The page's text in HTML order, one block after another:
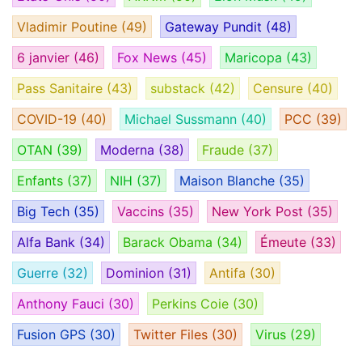
Vladimir Poutine (49) Gateway Pundit (48)
6 janvier (46) Fox News (45) Maricopa (43)
Pass Sanitaire (43) substack (42) Censure (40)
COVID-19 (40) Michael Sussmann (40) PCC (39)
OTAN (39) Moderna (38) Fraude (37)
Enfants (37) NIH (37) Maison Blanche (35)
Big Tech (35) Vaccins (35) New York Post (35)
Alfa Bank (34) Barack Obama (34) Émeute (33)
Guerre (32) Dominion (31) Antifa (30)
Anthony Fauci (30) Perkins Coie (30)
Fusion GPS (30) Twitter Files (30) Virus (29)